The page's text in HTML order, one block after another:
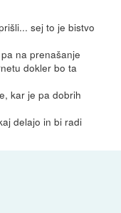
sej to je bistvo
na prenašanje
dokler bo ta
kar je pa dobrih
delajo in bi radi